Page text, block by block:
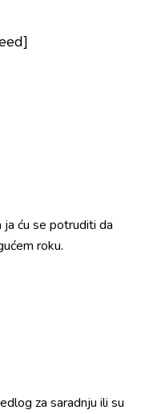
ću se potruditi da
roku.
za saradnju ili su